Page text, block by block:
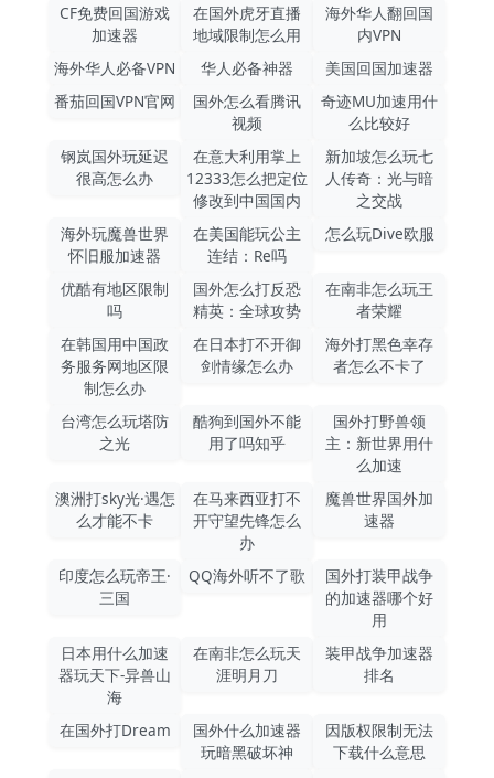
CF免费回国游戏
加速器
在国外虎牙直播
地域限制怎么用
海外华人翻回国
内VPN
海外华人必备VPN
华人必备神器
美国回国加速器
番茄回国VPN官网
国外怎么看腾讯
视频
奇迹MU加速用什
么比较好
钢岚国外玩延迟
很高怎么办
在意大利用掌上
12333怎么把定位
修改到中国国内
新加坡怎么玩七
人传奇：光与暗
之交战
海外玩魔兽世界
怀旧服加速器
在美国能玩公主
连结：Re吗
怎么玩Dive欧服
优酷有地区限制
吗
国外怎么打反恐
精英：全球攻势
在南非怎么玩王
者荣耀
在韩国用中国政
务服务网地区限
制怎么办
在日本打不开御
剑情缘怎么办
海外打黑色幸存
者怎么不卡了
台湾怎么玩塔防
之光
酷狗到国外不能
用了吗知乎
国外打野兽领
主：新世界用什
么加速
澳洲打sky光·遇怎
么才能不卡
在马来西亚打不
开守望先锋怎么
办
魔兽世界国外加
速器
印度怎么玩帝王·
三国
QQ海外听不了歌
国外打装甲战争
的加速器哪个好
用
日本用什么加速
器玩天下-异兽山
海
在南非怎么玩天
涯明月刀
装甲战争加速器
排名
在国外打Dream
国外什么加速器
玩暗黑破坏神
因版权限制无法
下载什么意思